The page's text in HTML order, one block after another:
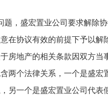
题，盛宏置业公司要求解除
在协议有效的前提下予以解
房地产的相关条款因双方当
两个法律关系，一个是盛宏
另一个是盛宏置业公司代表